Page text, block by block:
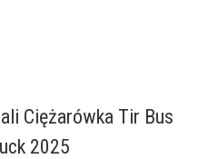
Ciężarówka Tir Bus
2025